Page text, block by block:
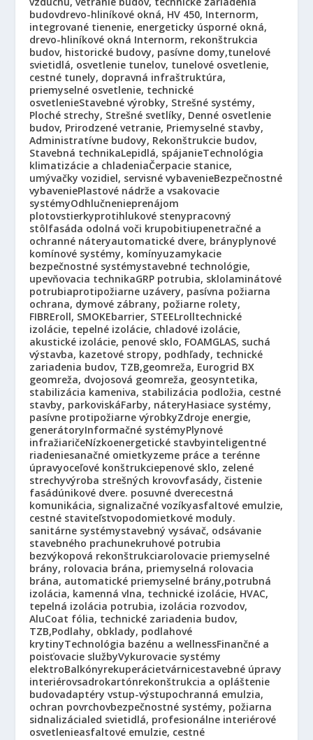
budovdrevo-hliníkové okná, HV 450, Internorm,
integrované tienenie, energeticky úsporné okná,
drevo-hliníkové okná Internorm, rekonštrukcia
budov, historické budovy, pasívne domy,tunelové
svietidlá, osvetlenie tunelov, tunelové osvetlenie,
cestné tunely, dopravná infraštruktúra,
priemyselné osvetlenie, technické
osvetlenieStavebné výrobky, Strešné systémy,
Ploché strechy, Strešné svetlíky, Denné osvetlenie
budov, Prirodzené vetranie, Priemyselné stavby,
Administratívne budovy, Rekonštrukcie budov,
Stavebná technikaLepidlá, spájanieTechnológia
klimatizácie a chladeniaČerpacie stanice,
umývačky vozidiel, servisné vybavenieBezpečnostné
vybaveniePlastové nádrže a vsakovacie
systémyOdhlučnenieprenájom
plotovstierkyprotihlukové stenypracovný
stôlfasáda odolná voči krupobitiupenetračné a
ochranné náteryautomatické dvere, brányplynové
komínové systémy, komínyuzamykacie
bezpečnostné systémystavebné technológie,
upevňovacia technikaGRP potrubia, sklolaminátové
potrubiaprotipožiarne uzávery, pasívna požiarna
ochrana, dymové zábrany, požiarne rolety,
FIBREroll, SMOKEbarrier, STEELrolltechnické
izolácie, tepelné izolácie, chladové izolácie,
akustické izolácie, penové sklo, FOAMGLAS, suchá
výstavba, kazetové stropy, podhľady, technické
zariadenia budov, TZB,geomreža, Eurogrid BX
geomreža, dvojosová geomreža, geosyntetika,
stabilizácia kameniva, stabilizácia podložia, cestné
stavby, parkoviskáFarby, náteryHasiace systémy,
pasívne protipožiarne výrobkyZdroje energie,
generátoryInformačné systémyPlynové
infražiaričeNízkoenergetické stavbyinteligentné
riadeniesanačné omietkyzeme práce a terénne
úpravyoceľové konštrukciepenové sklo, zelené
strechyvýroba strešných krovovfasády, čistenie
fasádúnikové dvere. posuvné dverecestná
komunikácia, signalizačné vozíkyasfaltové emulzie,
cestné staviteľstvopodomietkové moduly.
sanitárne systémystavebný vysávač, odsávanie
stavebného prachunekruhové potrubia
bezvýkopová rekonštrukciarolovacie priemyselné
brány, rolovacia brána, priemyselná rolovacia
brána, automatické priemyselné brány,potrubná
izolácia, kamenná vlna, technické izolácie, HVAC,
tepelná izolácia potrubia, izolácia rozvodov,
AluCoat fólia, technické zariadenia budov,
TZB,Podlahy, obklady, podlahové
krytinyTechnológia bazénu a wellnessFinančné a
poisťovacie službyVykurovacie systémy
elektroBalkónyrekuperácietvárnicestavebné úpravy
interiérovsadrokartónrekonštrukcia a opláštenie
budovadaptéry vstup-výstupochranná emulzia,
ochran povrchovbezpečnostné systémy, požiarna
sidnalizácialed svietidlá, profesionálne interiérové
osvetlenieasfaltové emulzie, cestné